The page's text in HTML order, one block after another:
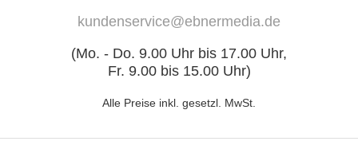
kundenservice@ebnermedia.de
(Mo. - Do. 9.00 Uhr bis 17.00 Uhr,
Fr. 9.00 bis 15.00 Uhr)
Alle Preise inkl. gesetzl. MwSt.